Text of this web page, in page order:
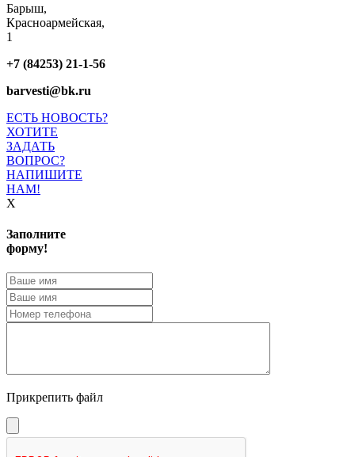
Барыш,
Красноармейская,
1
+7 (84253) 21-1-56
barvesti@bk.ru
ЕСТЬ НОВОСТЬ?
ХОТИТЕ
ЗАДАТЬ
ВОПРОС?
НАПИШИТЕ
НАМ!
X
Заполните
форму!
Прикрепить файл